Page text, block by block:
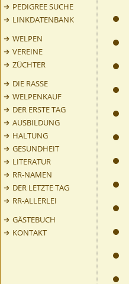
PEDIGREE SUCHE
LINKDATENBANK
WELPEN
VEREINE
ZÜCHTER
DIE RASSE
WELPENKAUF
DER ERSTE TAG
AUSBILDUNG
HALTUNG
GESUNDHEIT
LITERATUR
RR-NAMEN
DER LETZTE TAG
RR-ALLERLEI
GÄSTEBUCH
KONTAKT